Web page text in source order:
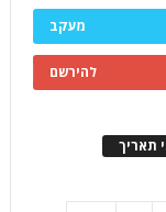
מעקב
להירשם
תאריך